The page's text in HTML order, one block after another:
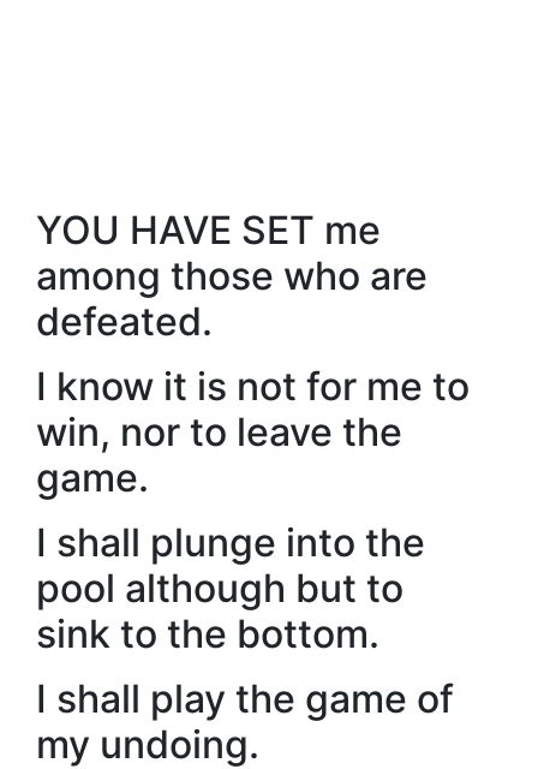
YOU HAVE SET me
among those who are
defeated.
I know it is not for me to
win, nor to leave the
game.
I shall plunge into the
pool although but to
sink to the bottom.
I shall play the game of
my undoing.